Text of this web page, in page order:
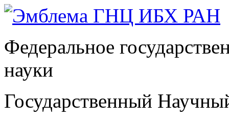
Федеральное
науки
Государственный